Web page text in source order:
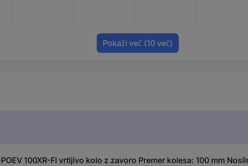
Pokaži več (10 več)
100XR-FI vrtljivo kolo z zavoro Premer kolesa: 100 mm